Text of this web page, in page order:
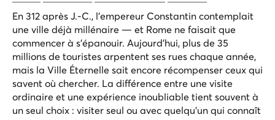
En 312 après J.-C., l'empereur Constantin contemplait
une ville déjà millénaire — et Rome ne faisait que
commencer à s'épanouir. Aujourd'hui, plus de 35
millions de touristes arpentent ses rues chaque année,
mais la Ville Éternelle sait encore récompenser ceux qui
savent où chercher. La différence entre une visite
ordinaire et une expérience inoubliable tient souvent à
un seul choix : visiter seul ou avec quelqu'un qui connaît